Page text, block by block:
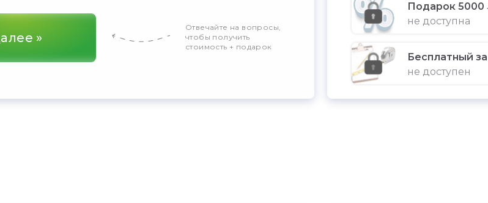
»
Отвечайте на вопросы,
чтобы получить
стоимость + подарок
Бесплатный
не доступен
Подарок 5000
не доступна